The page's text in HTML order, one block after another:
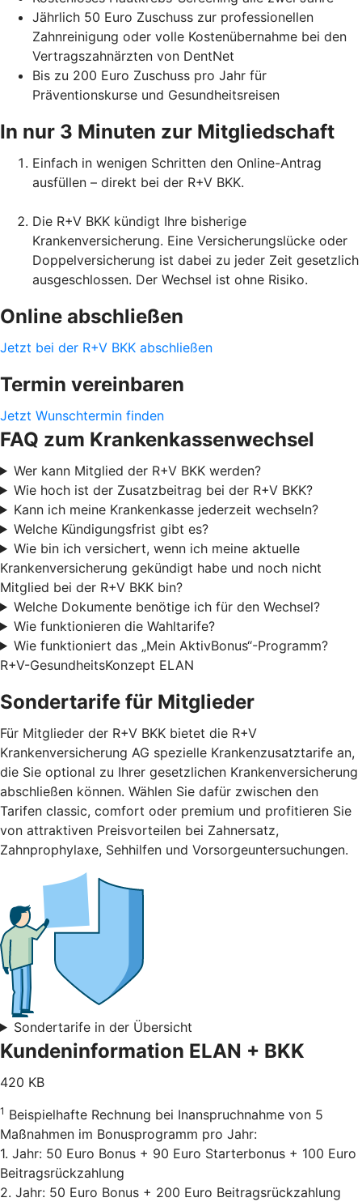
Jährlich 50 Euro Zuschuss zur professionellen
Zahnreinigung oder volle Kostenübernahme bei den
Vertragszahnärzten von DentNet
Bis zu 200 Euro Zuschuss pro Jahr für
Präventionskurse und Gesundheitsreisen
In nur 3 Minuten zur Mitgliedschaft
Einfach in wenigen Schritten den Online-Antrag
ausfüllen – direkt bei der R+V BKK.
Die R+V BKK kündigt Ihre bisherige
Krankenversicherung. Eine Versicherungslücke oder
Doppelversicherung ist dabei zu jeder Zeit gesetzlich
ausgeschlossen. Der Wechsel ist ohne Risiko.
Online abschließen
Jetzt bei der R+V BKK abschließen
Termin vereinbaren
Jetzt Wunschtermin finden
FAQ zum Krankenkassenwechsel
Wer kann Mitglied der R+V BKK werden?
Wie hoch ist der Zusatzbeitrag bei der R+V BKK?
Kann ich meine Krankenkasse jederzeit wechseln?
Welche Kündigungsfrist gibt es?
Wie bin ich versichert, wenn ich meine aktuelle
Krankenversicherung gekündigt habe und noch nicht
Mitglied bei der R+V BKK bin?
Welche Dokumente benötige ich für den Wechsel?
Wie funktionieren die Wahltarife?
Wie funktioniert das „Mein AktivBonus“-Programm?
R+V-GesundheitsKonzept ELAN
Sondertarife für Mitglieder
Für Mitglieder der R+V BKK bietet die R+V
Krankenversicherung AG spezielle Krankenzusatztarife an,
die Sie optional zu Ihrer gesetzlichen Krankenversicherung
abschließen können. Wählen Sie dafür zwischen den
Tarifen classic, comfort oder premium und profitieren Sie
von attraktiven Preisvorteilen bei Zahnersatz,
Zahnprophylaxe, Sehhilfen und Vorsorgeuntersuchungen.
Sondertarife in der Übersicht
Kundeninformation ELAN + BKK
420 KB
1 Beispielhafte Rechnung bei Inanspruchnahme von 5
Maßnahmen im Bonusprogramm pro Jahr:
1. Jahr: 50 Euro Bonus + 90 Euro Starterbonus + 100 Euro
Beitragsrückzahlung
2. Jahr: 50 Euro Bonus + 200 Euro Beitragsrückzahlung